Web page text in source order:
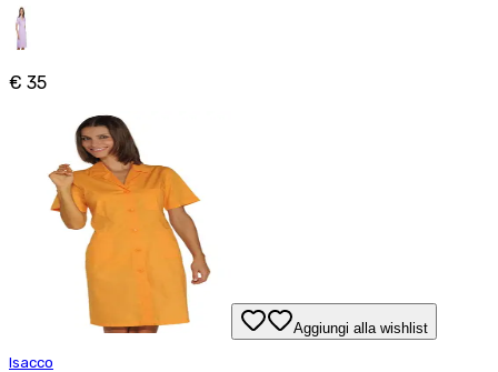
€ 35
Aggiungi alla wishlist
Isacco